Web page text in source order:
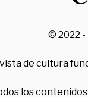
© 2022 -
de cultura
los